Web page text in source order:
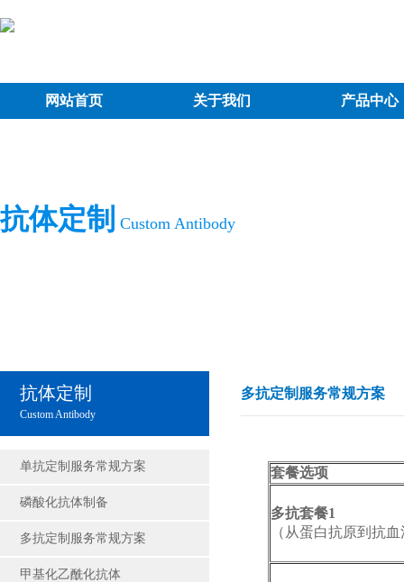
网站首页 关于我们 产品中心
抗体定制 Custom Antibody
抗体定制
Custom Antibody
单抗定制服务常规方案
磷酸化抗体制备
多抗定制服务常规方案
甲基化乙酰化抗体
多抗定制服务常规方案
套餐选项
多抗套餐1
（从蛋白抗原到抗